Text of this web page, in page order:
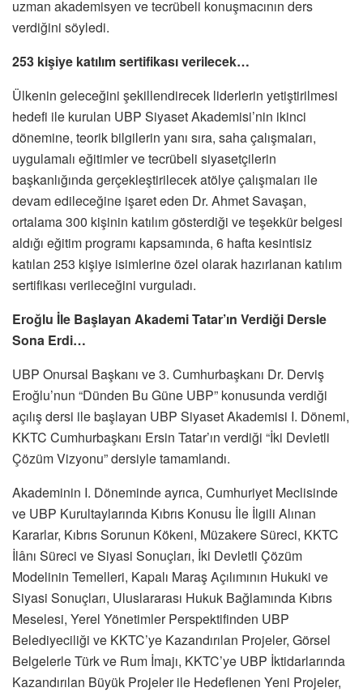
uzman akademisyen ve tecrübeli konuşmacının ders
verdiğini söyledi.
253 kişiye katılım sertifikası verilecek…
Ülkenin geleceğini şekillendirecek liderlerin yetiştirilmesi
hedefi ile kurulan UBP Siyaset Akademisi’nin ikinci
dönemine, teorik bilgilerin yanı sıra, saha çalışmaları,
uygulamalı eğitimler ve tecrübeli siyasetçilerin
başkanlığında gerçekleştirilecek atölye çalışmaları ile
devam edileceğine işaret eden Dr. Ahmet Savaşan,
ortalama 300 kişinin katılım gösterdiği ve teşekkür belgesi
aldığı eğitim programı kapsamında, 6 hafta kesintisiz
katılan 253 kişiye isimlerine özel olarak hazırlanan katılım
sertifikası verileceğini vurguladı.
Eroğlu İle Başlayan Akademi Tatar’ın Verdiği Dersle
Sona Erdi…
UBP Onursal Başkanı ve 3. Cumhurbaşkanı Dr. Derviş
Eroğlu’nun “Dünden Bu Güne UBP” konusunda verdiği
açılış dersi ile başlayan UBP Siyaset Akademisi I. Dönemi,
KKTC Cumhurbaşkanı Ersin Tatar’ın verdiği “İki Devletli
Çözüm Vizyonu” dersiyle tamamlandı.
Akademinin I. Döneminde ayrıca, Cumhuriyet Meclisinde
ve UBP Kurultaylarında Kıbrıs Konusu İle İlgili Alınan
Kararlar, Kıbrıs Sorunun Kökeni, Müzakere Süreci, KKTC
İlânı Süreci ve Siyasi Sonuçları, İki Devletli Çözüm
Modelinin Temelleri, Kapalı Maraş Açılımının Hukuki ve
Siyasi Sonuçları, Uluslararası Hukuk Bağlamında Kıbrıs
Meselesi, Yerel Yönetimler Perspektifinden UBP
Belediyeciliği ve KKTC’ye Kazandırılan Projeler, Görsel
Belgelerle Türk ve Rum İmajı, KKTC’ye UBP İktidarlarında
Kazandırılan Büyük Projeler ile Hedeflenen Yeni Projeler,